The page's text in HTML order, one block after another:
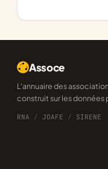
Assoce
L'annuaire des associations françaises,
construit sur les données
RNA / JOAFE / SIRENE